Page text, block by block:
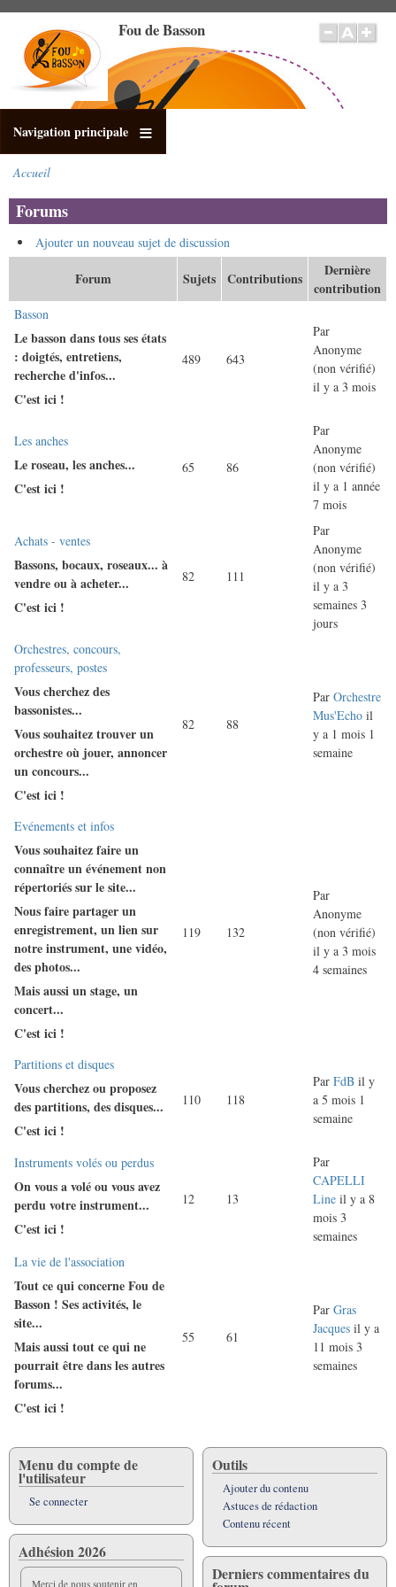
contenu
principal
Fou de Basson
Navigation principale
d'Ariane
Accueil
Forums
Ajouter un nouveau sujet de discussion
Forum Sujets Contributions
Dernière
contribution
Aucun
nouveau
message
Basson
Le basson dans tous ses états
: doigtés, entretiens,
recherche d'infos...
C'est ici !
489 643
Par
Anonyme
(non vérifié)
il y a 3 mois
Aucun
nouveau
Les anches
Le roseau, les anches...
C'est ici !
65 86
Par
Anonyme
(non vérifié)
il y a 1 année
7 mois
Aucun
nouveau
message
Achats - ventes
Bassons, bocaux, roseaux... à
vendre ou à acheter...
C'est ici !
82 111
Par
Anonyme
(non vérifié)
il y a 3
semaines 3
jours
Aucun
nouveau
message
Orchestres, concours,
professeurs, postes
Vous cherchez des
bassonistes...
Vous souhaitez trouver un
orchestre où jouer, annoncer
un concours...
C'est ici !
82 88
Par Orchestre
Mus'Echo il
y a 1 mois 1
semaine
Aucun
nouveau
message
Evénements et infos
Vous souhaitez faire un
connaître un événement non
répertoriés sur le site...
Nous faire partager un
enregistrement, un lien sur
notre instrument, une vidéo,
des photos...
Mais aussi un stage, un
concert...
C'est ici !
119 132
Par
Anonyme
(non vérifié)
il y a 3 mois
4 semaines
Aucun
nouveau
message
Partitions et disques
Vous cherchez ou proposez
des partitions, des disques...
C'est ici !
110 118
Par FdB il y
a 5 mois 1
semaine
Aucun
nouveau
message
Instruments volés ou perdus
On vous a volé ou vous avez
perdu votre instrument...
C'est ici !
12 13
Par
CAPELLI
Line il y a 8
mois 3
semaines
Aucun
nouveau
message
La vie de l'association
Tout ce qui concerne Fou de
Basson ! Ses activités, le
site...
Mais aussi tout ce qui ne
pourrait être dans les autres
forums...
C'est ici !
55 61
Par Gras
Jacques il y a
11 mois 3
semaines
Menu du compte de
l'utilisateur
Se connecter
Adhésion 2026
Merci de nous soutenir en
Outils
Ajouter du contenu
Astuces de rédaction
Contenu récent
Derniers commentaires du